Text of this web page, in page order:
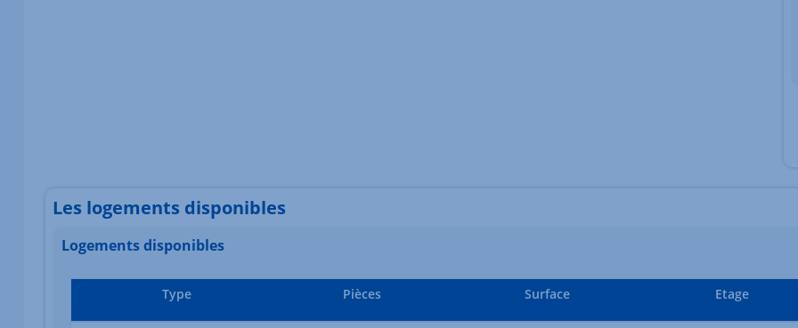
Les logements disponibles
Logements disponibles
Type Pièces Surface Etage